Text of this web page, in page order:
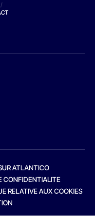
/
ATLANTICO
CONFIDENTIALITE
RELATIVE AUX COOKIES